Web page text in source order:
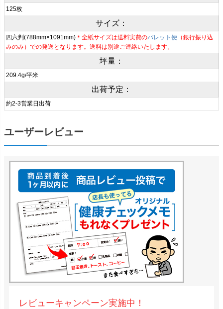
125枚
サイズ：
四六判(788mm×1091mm) ＊全紙サイズは送料実費のパレット便 （銀行振り込
みのみ）での発送となります。送料は別途ご連絡いたします。
坪量：
209.4g/平米
出荷予定：
約2-3営業日出荷
ユーザーレビュー
レビューキャンペーン実施中！